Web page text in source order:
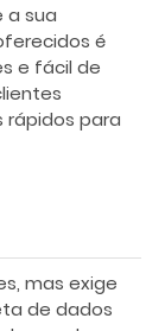
a sua
é
e fácil de
rápidos para
mas exige
de dados